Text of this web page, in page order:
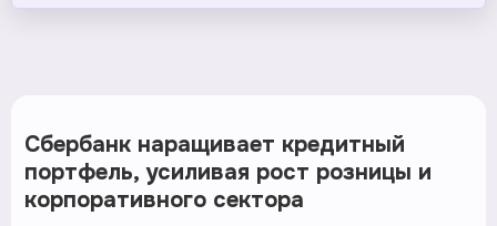
Сбербанк наращивает кредитный
портфель, усиливая рост розницы и
корпоративного сектора